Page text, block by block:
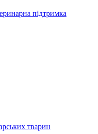
підтримка
тварин